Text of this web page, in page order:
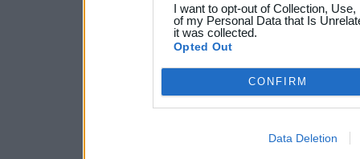
I want to opt-out of Collection,
of my Personal Data that Is
it was collected.
Opted Out
CONFIRM
Data Deletion